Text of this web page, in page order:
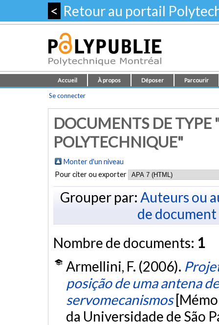
< Retour au portail
Accueil À propos Déposer Parcourir
Se connecter
DOCUMENTS DE TYPE
POLYTECHNIQUE"
Monter d'un niveau
Pour citer ou exporter
Grouper par: Auteurs ou
de document
Nombre de documents: 1
Armellini, F. (2006).
posição de uma antena
servomecanismos
da Universidade de São